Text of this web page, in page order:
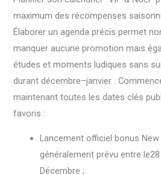
maximum des récompenses
Élaborer un agenda précis permet
manquer aucune promotion mais
études et moments ludiques sans
durant décembre–janvier .
maintenant toutes les dates clés
favoris :
Lancement officiel bonus New
généralement prévu entre
Décembre ;